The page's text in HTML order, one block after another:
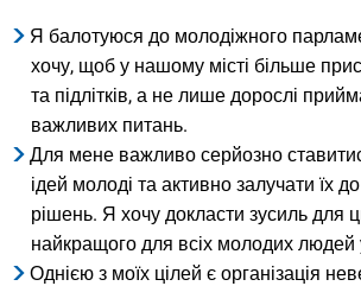
Я балотуюся до молодіжного
хочу, щоб у нашому місті більше
та підлітків, а не лише дорослі
важливих питань.
Для мене важливо серйозно
ідей молоді та активно залучати їх
рішень. Я хочу докласти зусиль для
найкращого для всіх молодих людей
Однією з моїх цілей є організація